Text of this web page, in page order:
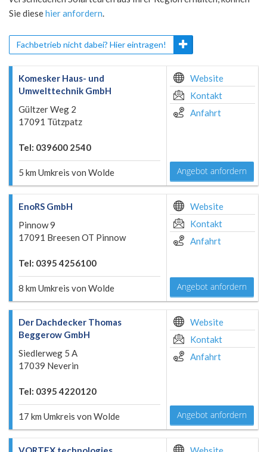
Sie diesehier anfordern.
Fachbetrieb nicht dabei? Hier eintragen!
Komesker Haus- und
Umwelttechnik GmbH
Gültzer Weg 2
17091 Tützpatz
Tel: 039600 2540
5 km Umkreis von Wolde
Website
Kontakt
Anfahrt
Angebot anfordern
EnoRS GmbH
Pinnow 9
17091 Breesen OT Pinnow
Tel: 0395 4256100
8 km Umkreis von Wolde
Website
Kontakt
Anfahrt
Angebot anfordern
Der Dachdecker Thomas
Beggerow GmbH
Siedlerweg 5 A
17039 Neverin
Tel: 0395 4220120
17 km Umkreis von Wolde
Website
Kontakt
Anfahrt
Angebot anfordern